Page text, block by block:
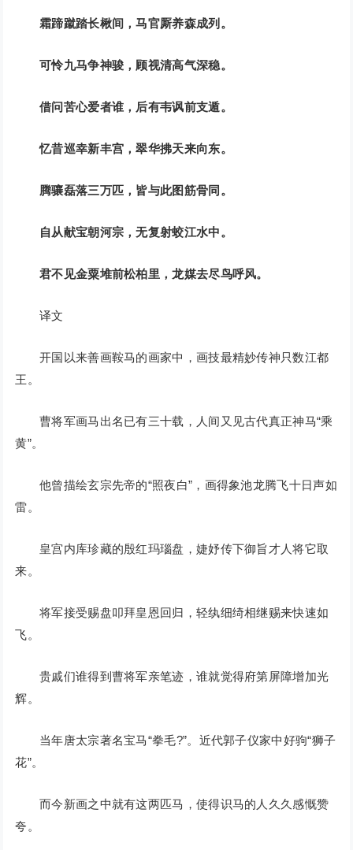
霜蹄蹴踏长楸间，马官厮养森成列。
可怜九马争神骏，顾视清高气深稳。
借问苦心爱者谁，后有韦讽前支遁。
忆昔巡幸新丰宫，翠华拂天来向东。
腾骧磊落三万匹，皆与此图筋骨同。
自从献宝朝河宗，无复射蛟江水中。
君不见金粟堆前松柏里，龙媒去尽鸟呼风。
译文
开国以来善画鞍马的画家中，画技最精妙传神只数江都
王。
曹将军画马出名已有三十载，人间又见古代真正神马“乘
黄”。
他曾描绘玄宗先帝的“照夜白”，画得象池龙腾飞十日声如
雷。
皇宫内库珍藏的殷红玛瑙盘，婕妤传下御旨才人将它取
来。
将军接受赐盘叩拜皇恩回归，轻纨细绮相继赐来快速如
飞。
贵戚们谁得到曹将军亲笔迹，谁就觉得府第屏障增加光
辉。
当年唐太宗著名宝马“拳毛?”。近代郭子仪家中好驹“狮子
花”。
而今新画之中就有这两匹马，使得识马的人久久感慨赞
夸。